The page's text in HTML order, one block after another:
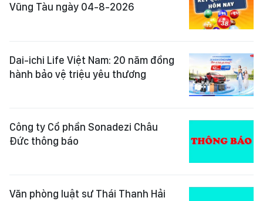
Vũng Tàu ngày 04-8-2026
Dai-ichi Life Việt Nam: 20 năm đồng
hành bảo vệ triệu yêu thương
Công ty Cổ phần Sonadezi Châu
Đức thông báo
Văn phòng luật sư Thái Thanh Hải